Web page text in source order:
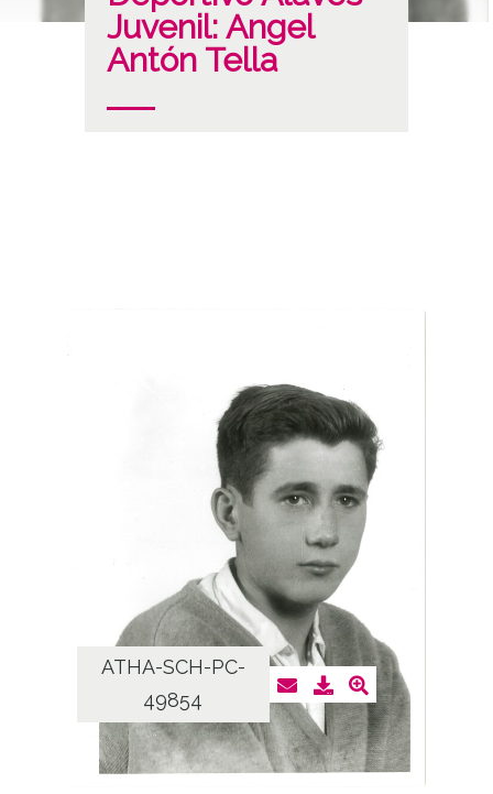
Juvenil: Angel
Antón Tella
ATHA-SCH-PC-
49854